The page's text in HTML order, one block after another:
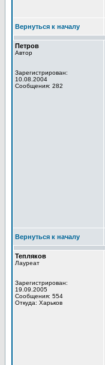
Вернуться к началу
Петров
Автор
Зарегистрирован:
10.08.2004
Сообщения: 282
Вернуться к началу
Тепляков
Лауреат
Зарегистрирован:
19.09.2005
Сообщения: 554
Откуда: Харьков